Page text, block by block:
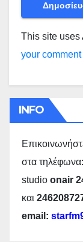
This site uses
your
INFO
στα τηλέφωνα:
studio onair
και
email: